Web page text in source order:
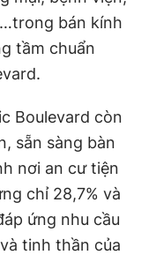
bán kính
tầm chuẩn
Boulevard còn
sẵn sàng bàn
nơi an cư tiện
chỉ 28,7% và
ứng nhu cầu
tinh thần của